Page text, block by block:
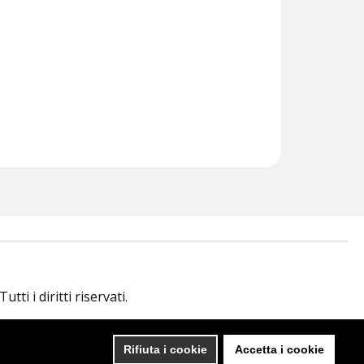
Rifiuta i cookie Accetta i cookie
Tutti i diritti riservati.
ENGINEERING BY